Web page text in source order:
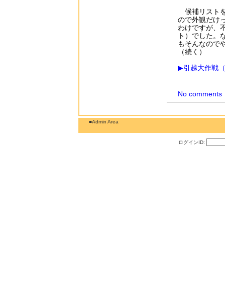
候補リスト
ので外観だけ
わけですが、
ト）でした。
もそんなので
（続く）
▶引越大作戦
No comments
■Admin Area
ログインID: